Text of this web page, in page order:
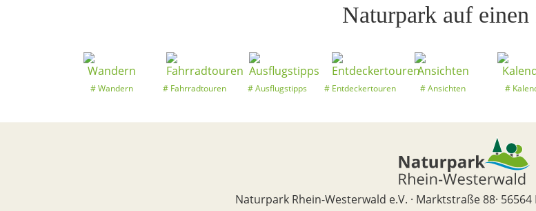
Naturpark auf
Wandern Fahrradtouren Ausflugstipps Entdeckertouren Ansichten
Naturpark Rhein-Westerwald e.V. · Marktstraße 88· 56564